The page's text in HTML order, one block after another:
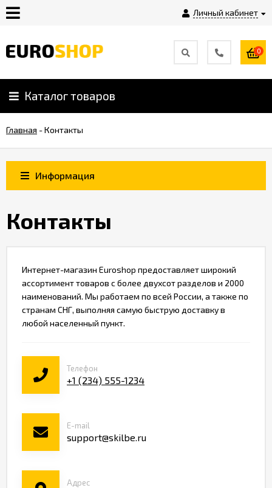
Личный кабинет
Инструкция
Плагины
Контакты
Script
Вебасист
Хаб
Поддержка
0
Каталог товаров
Главная -Контакты
Контакты
Интернет-магазин Euroshop предоставляет широкий
ассортимент товаров c более двухсот разделов и 2000
наименований. Мы работаем по всей России, а также по
странам СНГ, выполняя самую быструю доставку в
любой населенный пункт.
Телефон
+1 (234) 555-1234
E-mail
support@skilbe.ru
Адрес
Информация